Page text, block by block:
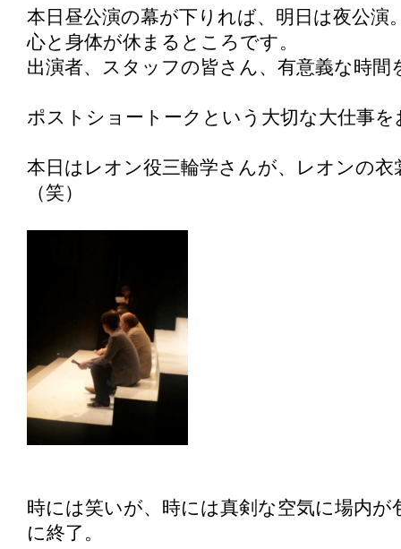
本日昼公演の幕が下りれば、明日は夜公演
心と身体が休まるところです。
出演者、スタッフの皆さん、有意義な時
ポストショートークという大切な大仕事
本日はレオン役三輪学さんが、レオンの衣
（笑）
時には笑いが、時には真剣な空気に場内が
に終了。